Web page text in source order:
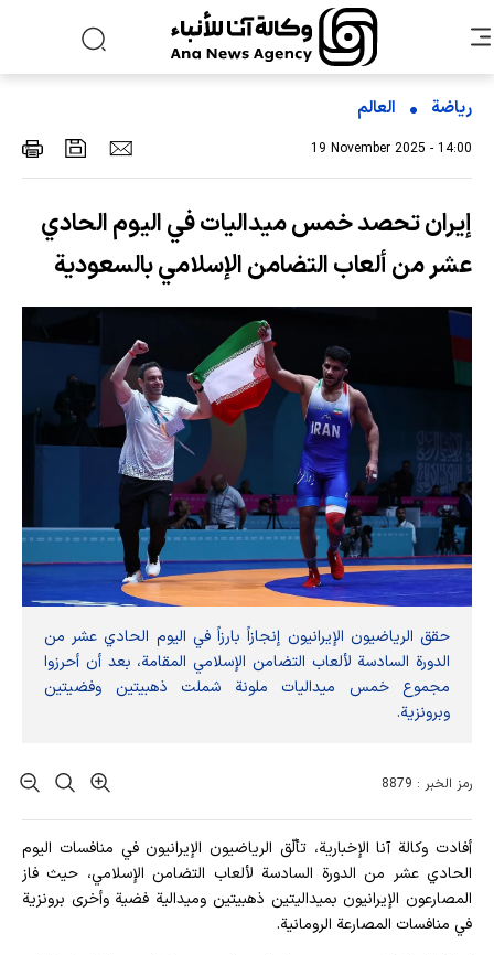
رياضة العالم
19 November 2025 - 14:00
إيران تحصد خمس ميداليات في اليوم الحادي
عشر من ألعاب التضامن الإسلامي بالسعودية
حقق الرياضيون الإيرانيون إنجازاً بارزاً في اليوم الحادي عشر من
الدورة السادسة لألعاب التضامن الإسلامي المقامة، بعد أن أحرزوا
مجموع خمس ميداليات ملونة شملت ذهبيتين وفضيتين
وبرونزية.
رمز الخبر : 8879
أفادت وکالة آنا الإخباریة، تألّق الرياضيون الإيرانيون في منافسات اليوم
الحادي عشر من الدورة السادسة لألعاب التضامن الإسلامي، حيث فاز
المصارعون الإيرانيون بميداليتين ذهبيتين وميدالية فضية وأخرى برونزية
في منافسات المصارعة الرومانية.